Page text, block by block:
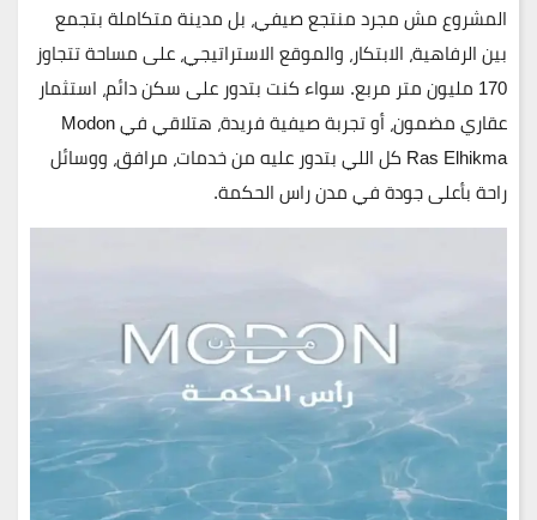
المشروع مش مجرد منتجع صيفي، بل مدينة متكاملة بتجمع
بين الرفاهية، الابتكار، والموقع الاستراتيجي، على مساحة تتجاوز
170 مليون متر مربع. سواء كنت بتدور على سكن دائم، استثمار
عقاري مضمون، أو تجربة صيفية فريدة، هتلاقي في Modon
Ras Elhikma كل اللي بتدور عليه من خدمات، مرافق، ووسائل
راحة بأعلى جودة في مدن راس الحكمة.